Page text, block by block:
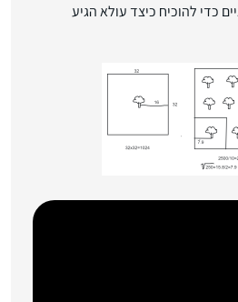
כדי להוכיח כיצד עולא הגיע